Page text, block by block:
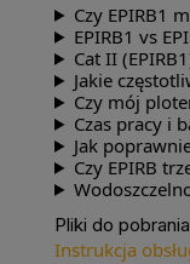
Czy EPIRB1
EPIRB1 vs
Cat II
Jakie
Czy mój
Czas pracy i
Jak
Czy EPIRB
Pliki do
Instrukcja